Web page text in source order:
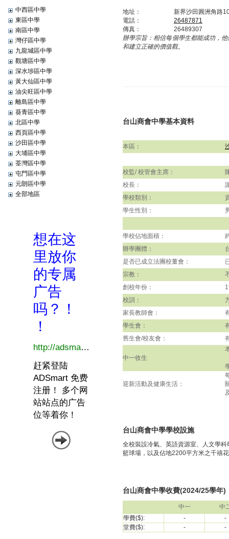
中西區中學
東區中學
南區中學
灣仔區中學
九龍城區中學
觀塘區中學
深水埗區中學
黃大仙區中學
油尖旺區中學
離島區中學
葵青區中學
北區中學
西頁區中學
沙田區中學
大埔區中學
荃灣區中學
屯門區中學
元朗區中學
全部地區
地址：
新界沙田圓洲角路
電話：
26487871
傳真：
26489307
辦學宗旨：相信每個學生都能成功，
和建立正確的價值觀。
台山商會中學基本資料
本區：
校監/ 校管會主席：
校長：
學校類別：
學生性別：
學校佔地面積：
辦學團體：
是否已成立法團校董會：
宗教：
創校年份：
校訓：
家長教師會：
學生會：
舊生會/校友會：
中一收生
迎新活動及健康生活：
台山商會中學學校設施
全校裝設冷氣、英語資源室、人文學
籃球場，以及佔地2200平方米之千禧
台山商會中學收費(2024/25學年)
中一
中
學費($):
-
-
堂費($):
- -